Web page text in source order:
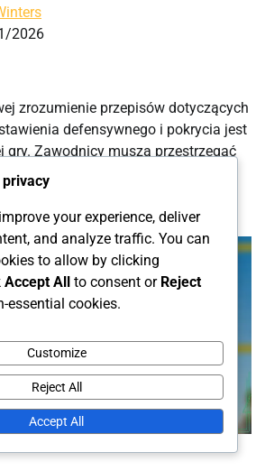
2026
zrozumienie przepisów dotyczących
defensywnego i pokrycia jest
gry. Zawodnicy muszą przestrzegać
przyjmowania serwisów, […]
your experience, deliver
and analyze traffic. You can
to allow by clicking
Accept All to consent or Reject
essential cookies.
Customize
Reject All
Accept All